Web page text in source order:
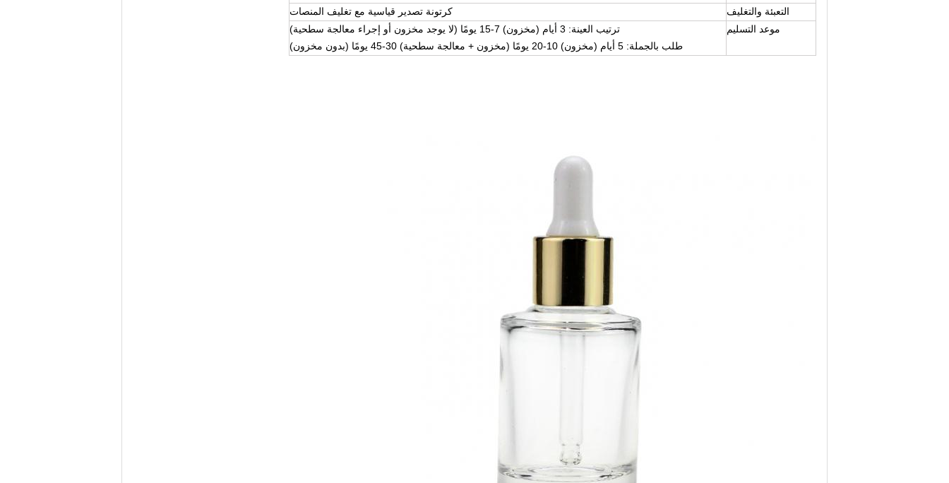
التعبئة والتغليف
كرتونة تصدير قياسية مع تغليف المنصات
موعد التسليم
ترتيب العينة: 3 أيام (مخزون) 7-15 يومًا (لا يوجد مخزون أو إجراء معالجة سطحية)
طلب بالجملة: 5 أيام (مخزون) 10-20 يومًا (مخزون + معالجة سطحية) 30-45 يومًا (بدون مخزون)